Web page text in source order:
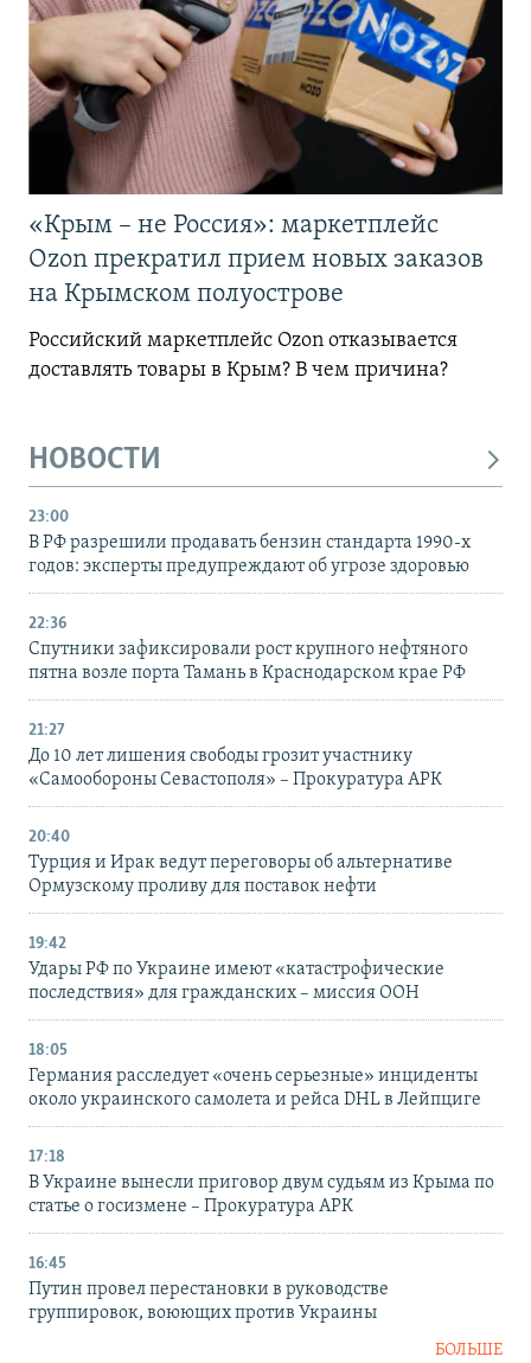
«Крым – не Россия»: маркетплейс
Ozon прекратил прием новых заказов
на Крымском полуострове
Российский маркетплейс Ozon отказывается
доставлять товары в Крым? В чем причина?
НОВОСТИ
23:00
В РФ разрешили продавать бензин стандарта 1990-х
годов: эксперты предупреждают об угрозе здоровью
22:36
Спутники зафиксировали рост крупного нефтяного
пятна возле порта Тамань в Краснодарском крае РФ
21:27
До 10 лет лишения свободы грозит участнику
«Самообороны Севастополя» – Прокуратура АРК
20:40
Турция и Ирак ведут переговоры об альтернативе
Ормузскому проливу для поставок нефти
19:42
Удары РФ по Украине имеют «катастрофические
последствия» для гражданских – миссия ООН
18:05
Германия расследует «очень серьезные» инциденты
около украинского самолета и рейса DHL в Лейпциге
17:18
В Украине вынесли приговор двум судьям из Крыма по
статье о госизмене – Прокуратура АРК
16:45
Путин провел перестановки в руководстве
группировок, воюющих против Украины
БОЛЬШЕ